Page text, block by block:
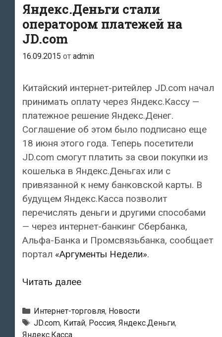
Сеть
Яндекс.Деньги стали
оператором платежей на
JD.com
16.09.2015 от admin
Китайский интернет-ритейлер JD.com начал
принимать оплату через Яндекс.Кассу —
платежное решение Яндекс.Денег.
Соглашение об этом было подписано еще
18 июня этого года. Теперь посетители
JD.com смогут платить за свои покупки из
кошелька в Яндекс.Деньгах или c
привязанной к нему банковской карты. В
будущем Яндекс.Касса позволит
перечислять деньги и другими способами
— через интернет-банкинг Сбербанка,
Альфа-Банка и Промсвязьбанка, сообщает
портал «Аргументы Недели».
Читать далееЯндекс.Деньги
оператором
платежей
Рубрики
Интернет-торговля, Новости
Метки
JD.com, Китай, Россия, Яндекс.Деньги,
Яндекс.Касса